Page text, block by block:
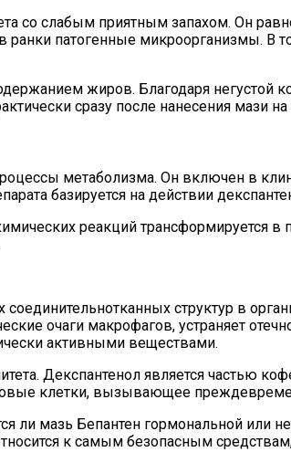
со слабым приятным запахом. Он
ранки патогенные микроорганизмы. В
жиров. Благодаря негустой
сразу после нанесения мази
метаболизма. Он включен в
базируется на действии
реакций трансформируется в
соединительнотканных структур в
очаги макрофагов, устраняет
активными веществами.
Декспантенол является частью
клетки, вызывающее
ли мазь Бепантен гормональной или
к самым безопасным